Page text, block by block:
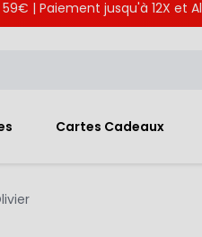
| Paiement jusqu'à 12X et
Cartes Cadeaux